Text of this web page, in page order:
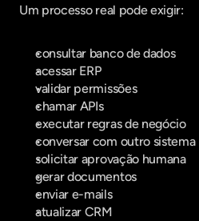
Um processo real pode exigir:
consultar banco de dados
acessar ERP
validar permissões
chamar APIs
executar regras de negócio
conversar com outro sistema
solicitar aprovação humana
gerar documentos
enviar e-mails
atualizar CRM